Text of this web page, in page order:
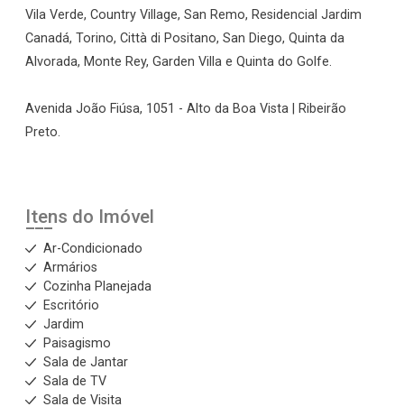
Vila Verde, Country Village, San Remo, Residencial Jardim
Canadá, Torino, Città di Positano, San Diego, Quinta da
Alvorada, Monte Rey, Garden Villa e Quinta do Golfe.
Avenida João Fiúsa, 1051 - Alto da Boa Vista | Ribeirão
Preto.
Itens do Imóvel
Ar-Condicionado
Armários
Cozinha Planejada
Escritório
Jardim
Paisagismo
Sala de Jantar
Sala de TV
Sala de Visita